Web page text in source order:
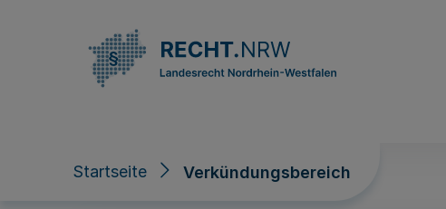
Startseite Verkündungsbereich